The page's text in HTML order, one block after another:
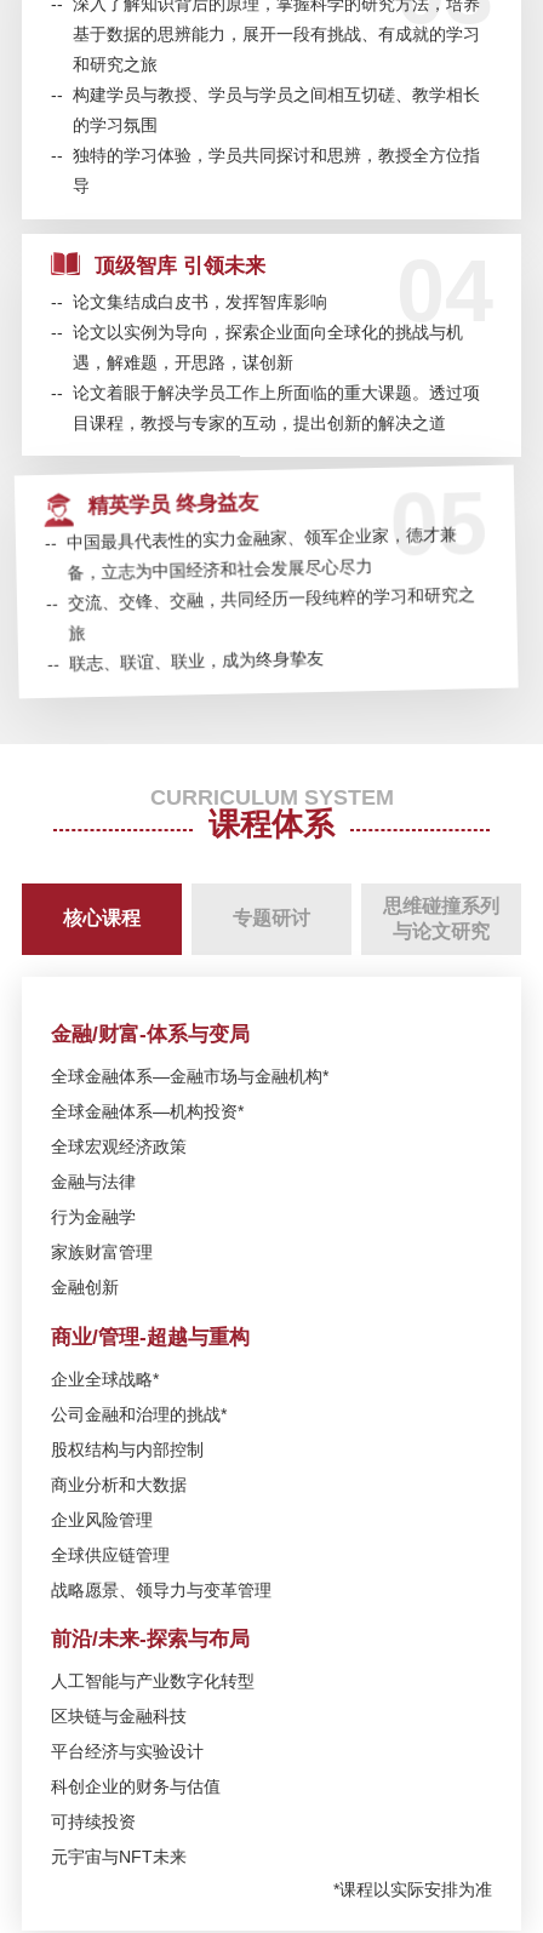
基于数据的思辨能力，展开一段有挑战、有成就的学习
和研究之旅
-- 构建学员与教授、学员与学员之间相互切磋、教学相长
的学习氛围
-- 独特的学习体验，学员共同探讨和思辨，教授全方位指
导
顶级智库 引领未来
-- 论文集结成白皮书，发挥智库影响
-- 论文以实例为导向，探索企业面向全球化的挑战与机
遇，解难题，开思路，谋创新
-- 论文着眼于解决学员工作上所面临的重大课题。透过项
目课程，教授与专家的互动，提出创新的解决之道
05
精英学员 终身益友
--
中国最具代表性的实力金融家、领军企业家，德才兼
备，立志为中国经济和社会发展尽心尽力
--
交流、交锋、交融，共同经历一段纯粹的学习和研究之
旅
--
联志、联谊、联业，成为终身挚友
CURRICULUM SYSTEM
课程体系
核心课程 专题研讨
思维碰撞系列
与论文研究
金融/财富-体系与变局
全球金融体系—金融市场与金融机构*
全球金融体系—机构投资*
全球宏观经济政策
金融与法律
行为金融学
家族财富管理
金融创新
商业/管理-超越与重构
企业全球战略*
公司金融和治理的挑战*
股权结构与内部控制
商业分析和大数据
企业风险管理
全球供应链管理
战略愿景、领导力与变革管理
前沿/未来-探索与布局
人工智能与产业数字化转型
区块链与金融科技
平台经济与实验设计
科创企业的财务与估值
可持续投资
元宇宙与NFT未来
*课程以实际安排为准
融科技与数字货币——8月8日
SAIF金融E沙龙 | 《美国陷阱》作
者分享会——7月25日/北京
SAIF金融EMBA/EE招生及EMBA联
SAIF金融E沙龙 | 世界最年轻风险
投资家分享成功秘笈—7月9日/上海
SAIF金融E沙龙 | 陈志武：经济转
型中的金融价值与发展——6.29/北
SAIF金融E沙龙 | 中国私募股权LP
的生存与发展—7月5日/上海
SAIF金融论坛深圳站：全球宏观经
济展望与湾区引智创新发展
【SAIF金融E沙龙】变局下的全球
治理新思维——简世勋《世界不是
SAIF EMBA/EE/DBA公开课：宏观
经济走势与新增长来源—4月28日/
SAIF EMBA/EE/DBA公开课暨课程
说明会：新人种创造新物种——理
产业并购新趋势：跨国并购趋势加
实务—3月22日/上海
高金-沃顿高级金融管理课程发布会
SAIF高层管理教育公开课——世界
是结构化的-谈AI的投资逻辑—1月
进星空卫视—12月9日/上海
SAIF金融E沙龙年度巨献-深化供给
侧改革 赋能中国新经济——10月20
日/上海
10月10日 | SAIF金融EMBA/高层管
理教育EE 2018重点课程招生说明
全球投资新机遇—9月15日/北京